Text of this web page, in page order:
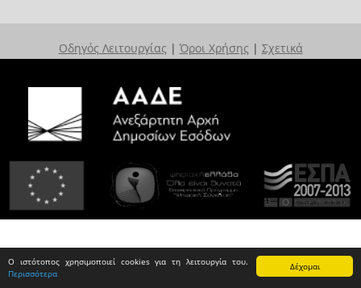
Δέχομαι
Ο ιστότοπος χρησιμοποιεί cookies για τη λειτουργία του.
Περισσότερα
Οδηγός Λειτουργίας | Όροι Χρήσης | Σχετικά